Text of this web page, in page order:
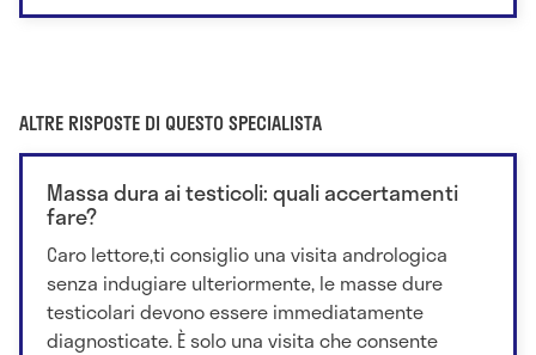
ALTRE RISPOSTE DI QUESTO SPECIALISTA
Massa dura ai testicoli: quali accertamenti
fare?
Caro lettore,ti consiglio una visita andrologica
senza indugiare ulteriormente, le masse dure
testicolari devono essere immediatamente
diagnosticate. È solo una visita che consente